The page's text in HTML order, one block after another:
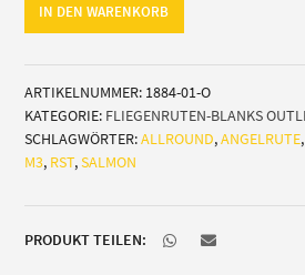
(Allround)
Menge
IN DEN WARENKORB
ARTIKELNUMMER: 1884-01-O
KATEGORIE: FLIEGENRUTEN-BLANKS
SCHLAGWÖRTER:ALLROUND,ANGELRUTE,
M3, RST,SALMON
PRODUKT TEILEN: